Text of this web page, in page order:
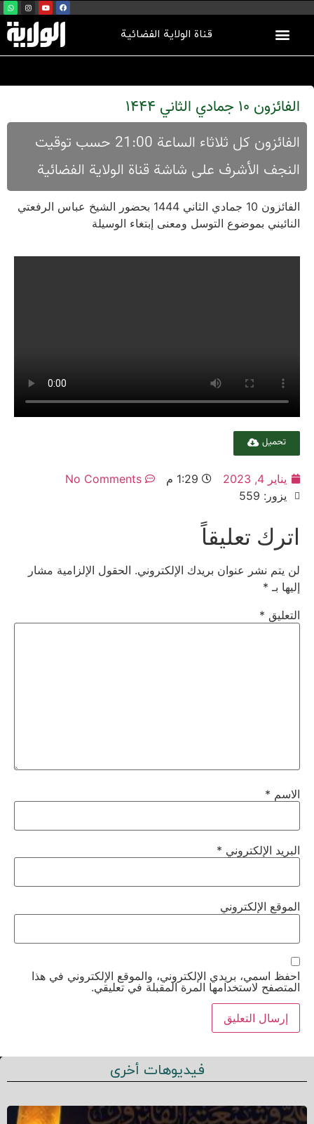
قناة الولاية الفضائية
الفائزون 10 جمادي الثاني 1444
الفائزون کل ثلاثاء الساعة 21:00 حسب توقیت
النجف الأشرف علی شاشة قناة الولایة الفضائية
الفائزون 10 جمادي الثاني 1444 بحضور الشيخ عباس الرفعتي
النائيني بموضوع التوسل ومعنى إبتغاء الوسيلة
تحميل
يناير 4, 2023 1:29 م
No Comments
يزور: 559
اترك تعليقاً
لن يتم نشر عنوان بريدك الإلكتروني. الحقول الإلزامية مشار
إليها بـ *
التعليق *
الاسم *
البريد الإلكتروني *
الموقع الإلكتروني
احفظ اسمي، بريدي الإلكتروني، والموقع الإلكتروني في هذا
المتصفح لاستخدامها المرة المقبلة في تعليقي.
فيديوهات أخرى